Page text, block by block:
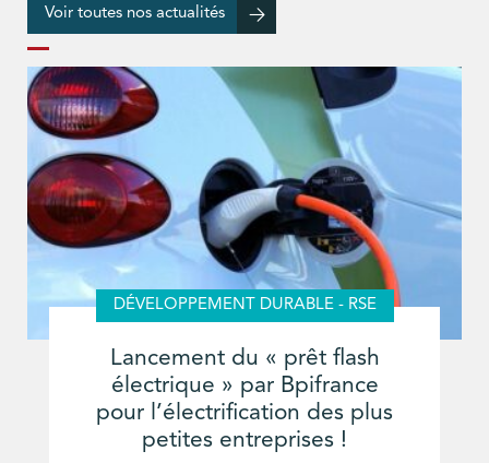
Voir toutes nos actualités
DÉVELOPPEMENT DURABLE - RSE
Lancement du « prêt flash
électrique » par Bpifrance
pour l’électrification des plus
petites entreprises !